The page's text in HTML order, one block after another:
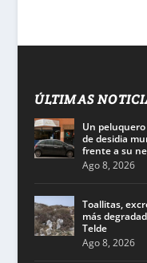
ÚLTIMAS
Un
de desidia
frente a su
Ago 8, 2026
Toallitas,
más
Telde
Ago 8, 2026